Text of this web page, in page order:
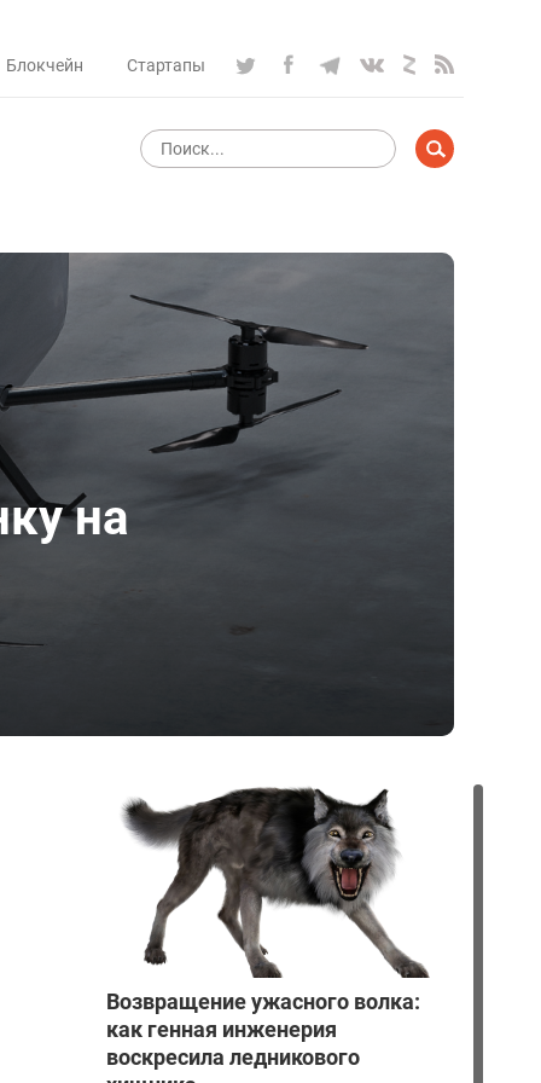
Блокчейн Стартапы
на
Возвращение ужасного волка:
как генная инженерия
воскресила ледникового